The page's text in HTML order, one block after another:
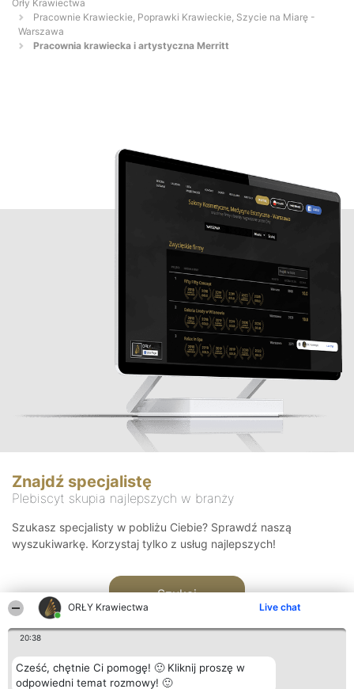
ORŁY Krawiectwa Live chat
20:38
Cześć, chętnie Ci pomogę! 🙂 Kliknij proszę w
odpowiedni temat rozmowy! 🙂
Orły Krawiectwa
Pracownie Krawieckie, Poprawki Krawieckie, Szycie na Miarę -
Warszawa
Pracownia krawiecka i artystyczna Merritt
Znajdź specjalistę
Plebiscyt skupia najlepszych w branży
Szukasz specjalisty w pobliżu Ciebie? Sprawdź naszą
wyszukiwarkę. Korzystaj tylko z usług najlepszych!
Szukaj